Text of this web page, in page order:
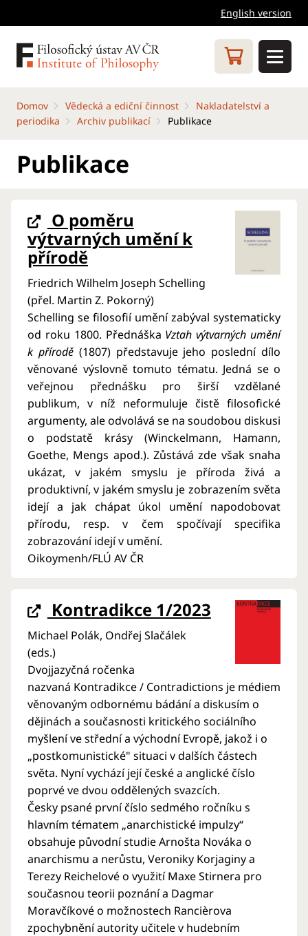
English version
Domov Vědecká a ediční činnost
Nakladatelství a
periodika
Archiv publikací Publikace
Publikace
O poměru
výtvarných umění k
přírodě
Friedrich Wilhelm Joseph Schelling
(přel. Martin Z. Pokorný)
Schelling se filosofií umění zabýval systematicky
od roku 1800. Přednáška Vztah výtvarných umění
k přírodě(1807) představuje jeho poslední dílo
věnované výslovně tomuto tématu. Jedná se o
veřejnou přednášku pro širší vzdělané
publikum, v níž neformuluje čistě filosofické
argumenty, ale odvolává se na soudobou diskusi
o podstatě krásy (Winckelmann, Hamann,
Goethe, Mengs apod.). Zůstává zde však snaha
ukázat, v jakém smyslu je příroda živá a
produktivní, v jakém smyslu je zobrazením světa
idejí a jak chápat úkol umění napodobovat
přírodu, resp. v čem spočívají specifika
zobrazování idejí v umění.
Oikoymenh/FLÚ AV ČR
Kontradikce 1/2023
Michael Polák, Ondřej Slačálek
(eds.)
Dvojjazyčná ročenka
nazvaná Kontradikce / Contradictions je médiem
věnovaným odbornému bádání a diskusím o
dějinách a současnosti kritického sociálního
myšlení ve střední a východní Evropě, jakož i o
„postkomunistické" situaci v dalších částech
světa. Nyní vychází její české a anglické číslo
poprvé ve dvou oddělených svazcích.
Česky psané první číslo sedmého ročníku s
hlavním tématem „anarchistické impulzy“
obsahuje původní studie Arnošta Nováka o
anarchismu a nerůstu, Veroniky Korjaginy a
Terezy Reichelové o využití Maxe Stirnera pro
současnou teorii poznání a Dagmar
Moravčíkové o možnostech Rancièrova
zpochybnění autority učitele v hudebním